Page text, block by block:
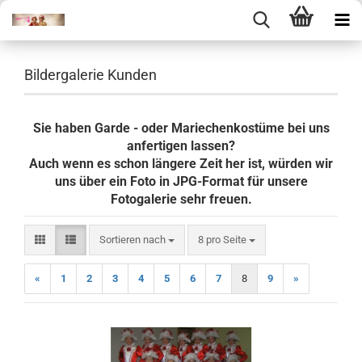
Bildergalerie Kunden
Sie haben Garde - oder Mariechenkostüme bei uns
anfertigen lassen?
Auch wenn es schon längere Zeit her ist, würden wir
uns über ein Foto in JPG-Format für unsere
Fotogalerie sehr freuen.
Sortieren nach
Sortieren nach 8 pro Seite
pro Seite
« 1 2 3 4 5 6 7 8 9 »